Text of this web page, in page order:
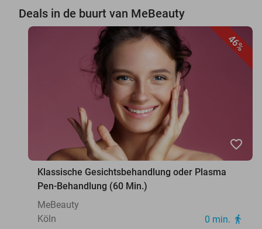
Deals in de buurt van MeBeauty
46%
favorite_border
Klassische Gesichtsbehandlung oder Plasma
Pen-Behandlung (60 Min.)
MeBeauty
Köln
0 min. directions_walk